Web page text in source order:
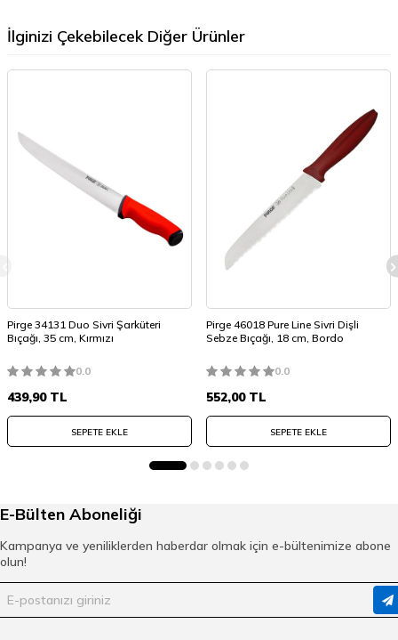
İlginizi Çekebilecek Diğer Ürünler
Pirge 34131 Duo Sivri Şarküteri
Bıçağı, 35 cm, Kırmızı
0.0
439,90TL
SEPETE EKLE
Pirge 46018 Pure Line Sivri Dişli
Sebze Bıçağı, 18 cm, Bordo
0.0
552,00TL
SEPETE EKLE
E-Bülten Aboneliği
Kampanya ve yeniliklerden haberdar olmak için e-bültenimize abone
olun!